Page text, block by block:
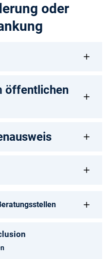
oder
öffentlichen